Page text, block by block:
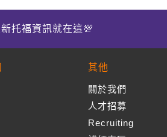
托福資訊就在這💯
其他
關於我們
人才招募
Recruiting